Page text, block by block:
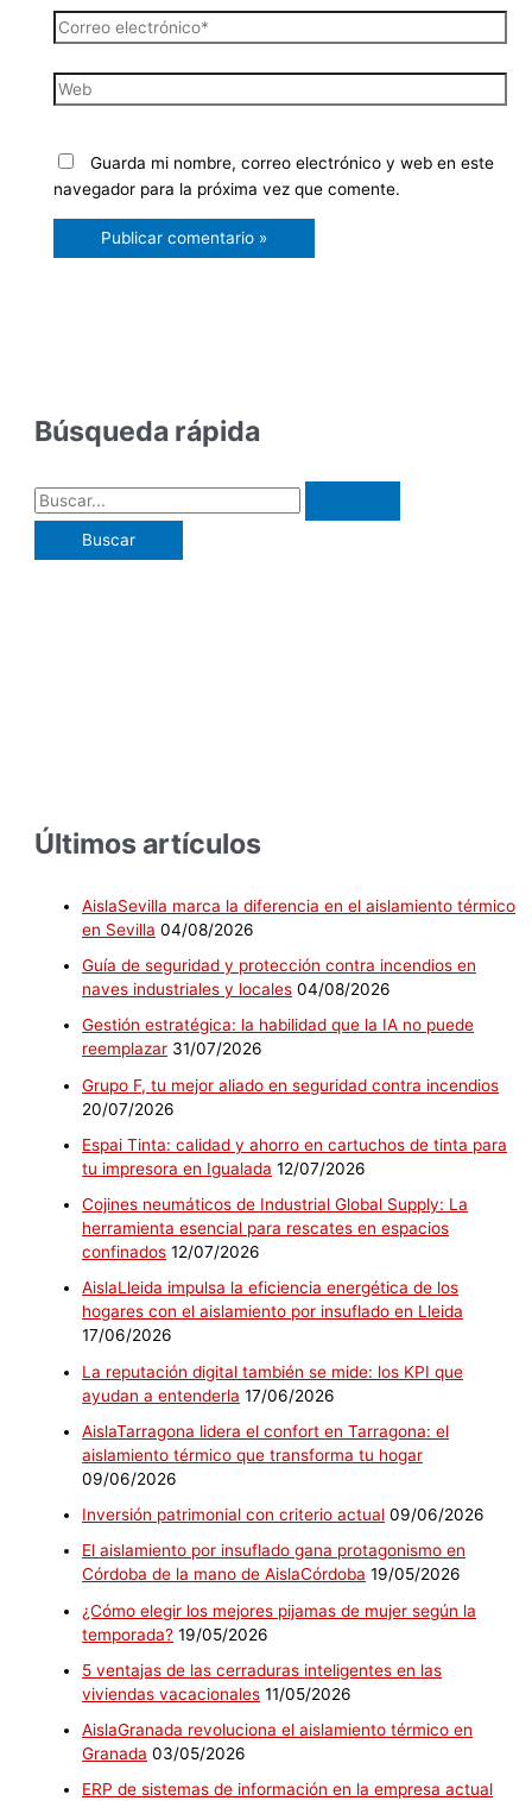
Correo
electrónico*
Web
Guarda mi nombre, correo electrónico y web en este
navegador para la próxima vez que comente.
Búsqueda rápida
Últimos artículos
AislaSevilla marca la diferencia en el aislamiento térmico
en Sevilla 04/08/2026
Guía de seguridad y protección contra incendios en
naves industriales y locales 04/08/2026
Gestión estratégica: la habilidad que la IA no puede
reemplazar 31/07/2026
Grupo F, tu mejor aliado en seguridad contra incendios
20/07/2026
Espai Tinta: calidad y ahorro en cartuchos de tinta para
tu impresora en Igualada 12/07/2026
Cojines neumáticos de Industrial Global Supply: La
herramienta esencial para rescates en espacios
confinados 12/07/2026
AislaLleida impulsa la eficiencia energética de los
hogares con el aislamiento por insuflado en Lleida
17/06/2026
La reputación digital también se mide: los KPI que
ayudan a entenderla 17/06/2026
AislaTarragona lidera el confort en Tarragona: el
aislamiento térmico que transforma tu hogar
09/06/2026
Inversión patrimonial con criterio actual 09/06/2026
El aislamiento por insuflado gana protagonismo en
Córdoba de la mano de AislaCórdoba 19/05/2026
¿Cómo elegir los mejores pijamas de mujer según la
temporada? 19/05/2026
5 ventajas de las cerraduras inteligentes en las
viviendas vacacionales 11/05/2026
AislaGranada revoluciona el aislamiento térmico en
Granada 03/05/2026
ERP de sistemas de información en la empresa actual